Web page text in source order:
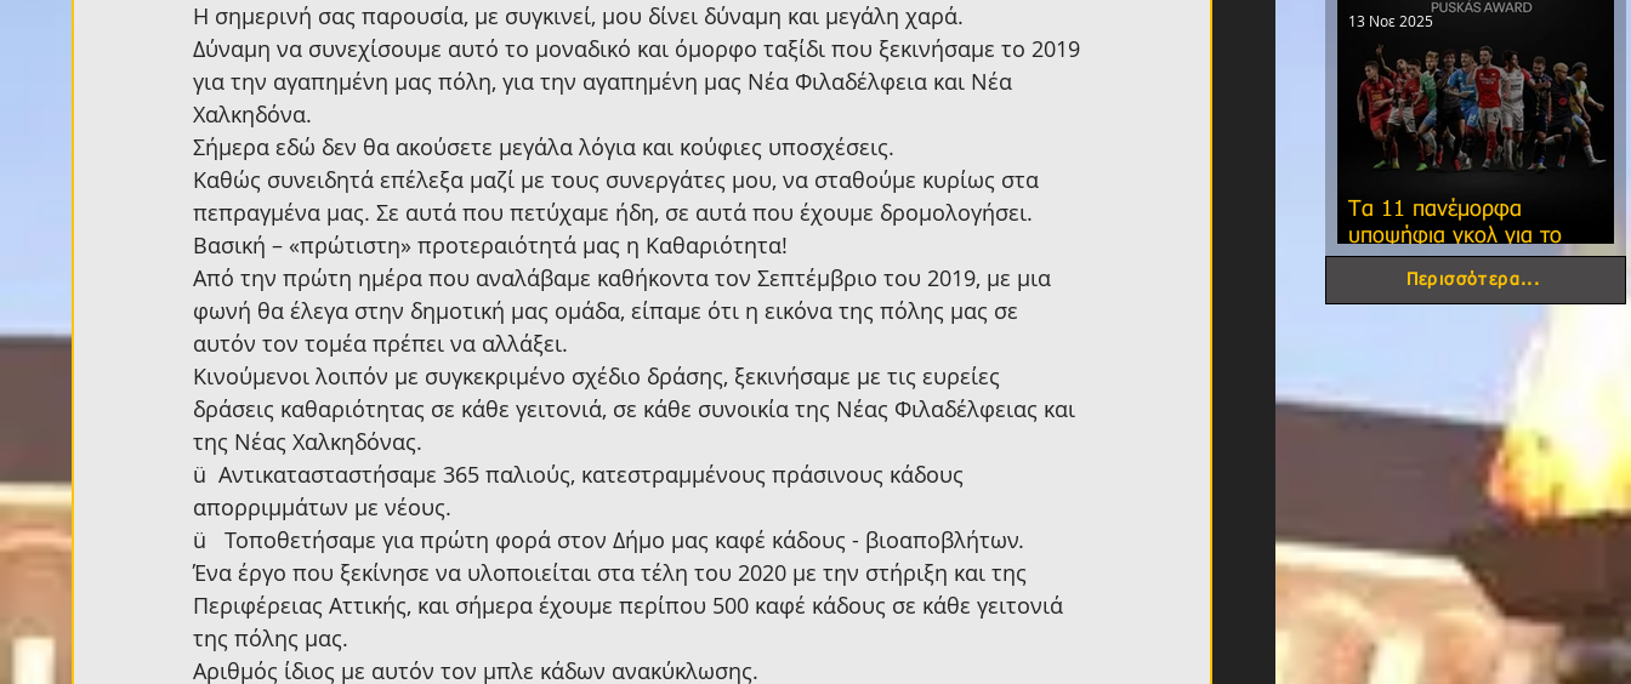
Η σημερινή σας παρουσία, με συγκινεί, μου δίνει δύναμη και μεγάλη χαρά.
Δύναμη να συνεχίσουμε αυτό το μοναδικό και όμορφο ταξίδι που ξεκινήσαμε το 2019
για την αγαπημένη μας πόλη, για την αγαπημένη μας Νέα Φιλαδέλφεια και Νέα
Χαλκηδόνα.
Σήμερα εδώ δεν θα ακούσετε μεγάλα λόγια και κούφιες υποσχέσεις.
Καθώς συνειδητά επέλεξα μαζί με τους συνεργάτες μου, να σταθούμε κυρίως στα
πεπραγμένα μας. Σε αυτά που πετύχαμε ήδη, σε αυτά που έχουμε δρομολογήσει.
Βασική – «πρώτιστη» προτεραιότητά μας η Καθαριότητα!
Από την πρώτη ημέρα που αναλάβαμε καθήκοντα τον Σεπτέμβριο του 2019, με μια
φωνή θα έλεγα στην δημοτική μας ομάδα, είπαμε ότι η εικόνα της πόλης μας σε
αυτόν τον τομέα πρέπει να αλλάξει.
Κινούμενοι λοιπόν με συγκεκριμένο σχέδιο δράσης, ξεκινήσαμε με τις ευρείες
δράσεις καθαριότητας σε κάθε γειτονιά, σε κάθε συνοικία της Νέας Φιλαδέλφειας και
της Νέας Χαλκηδόνας.
ü  Αντικατασταστήσαμε 365 παλιούς, κατεστραμμένους πράσινους κάδους
απορριμμάτων με νέους.
ü   Τοποθετήσαμε για πρώτη φορά στον Δήμο μας καφέ κάδους - βιοαποβλήτων.
Ένα έργο που ξεκίνησε να υλοποιείται στα τέλη του 2020 με την στήριξη και της
Περιφέρειας Αττικής, και σήμερα έχουμε περίπου 500 καφέ κάδους σε κάθε γειτονιά
της πόλης μας.
Αριθμός ίδιος με αυτόν τον μπλε κάδων ανακύκλωσης.
Τα 11 πανέμορφα
υποψήφια γκολ για το
φετινό FIFA Puskas Award!
13 Νοε 2025
Περισσότερα...